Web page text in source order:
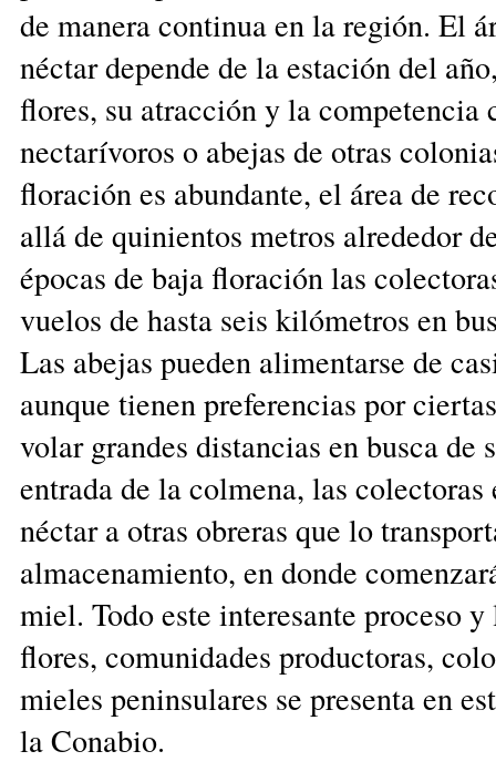
de manera continua en la región. El
néctar depende de la estación del
flores, su atracción y la competencia
nectarívoros o abejas de otras
floración es abundante, el área de
allá de quinientos metros alrededor
épocas de baja floración las
vuelos de hasta seis kilómetros en
Las abejas pueden alimentarse de
aunque tienen preferencias por
volar grandes distancias en busca de
entrada de la colmena, las colectoras
néctar a otras obreras que lo
almacenamiento, en donde
miel. Todo este interesante proceso
flores, comunidades productoras,
mieles peninsulares se presenta en
la Conabio.